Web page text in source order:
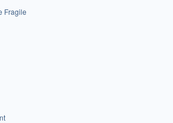
Fragile